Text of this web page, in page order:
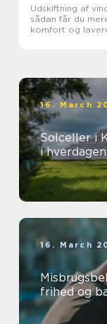
Udskiftning af
sådan får du
komfort og
16. March
Solceller i
i hverdagen
16. March
frihed og